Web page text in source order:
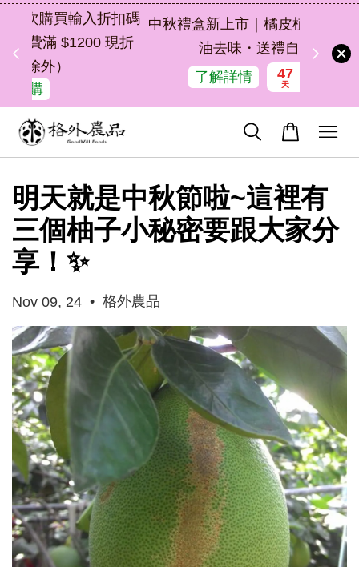
中秋禮盒新上市｜橘皮植萃永續好禮，解
油去味・送禮自用兩相宜
5
小時
20
分鐘
36
秒
明天就是中秋節啦~這裡有
三個柚子小秘密要跟大家分
享！✨
Nov 09, 24 • 格外農品